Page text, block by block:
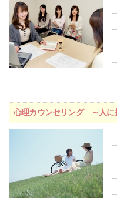
心理カウンセリング ～人に